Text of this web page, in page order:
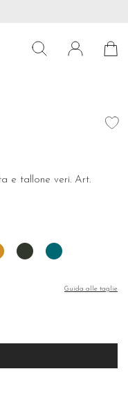
e tallone veri. Art.
SenapeVerde
bosco
Oceano
Guida alle taglie